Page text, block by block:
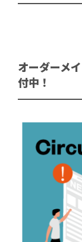
オーダーメ
付中！